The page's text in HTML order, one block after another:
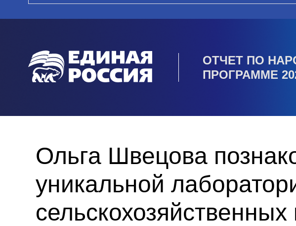
ОТЧЕТ ПО
ПРОГРАММЕ
Ольга Швецова
уникальной
сельскохозяйственных